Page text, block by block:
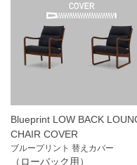
Blueprint LOW BACK
CHAIR COVER
ブループリント 替えカバー
（ローバック用）